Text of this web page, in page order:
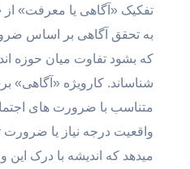
تفکیک «آگاهی یا معرفت»
به تحقق آگاهی بر اساس
که بشود تفاوت میان حوزه
شناساند. کارویژه «آگاهی»
متناسب با ضرورت های
واقعیت درجه نیاز یا ضرورت
میدهد که اندیشه با درک این